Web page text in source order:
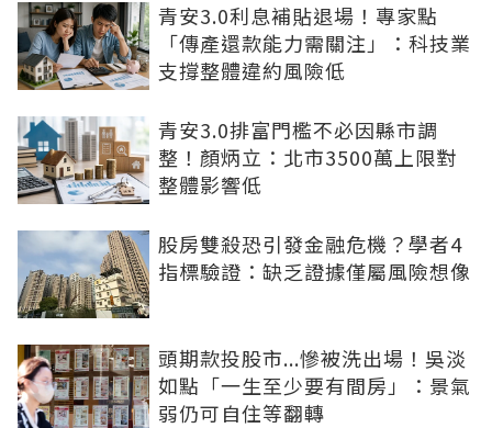
青安3.0利息補貼退場！專家點
「傳產還款能力需關注」：科技業
支撐整體違約風險低
青安3.0排富門檻不必因縣市調
整！顏炳立：北市3500萬上限對
整體影響低
股房雙殺恐引發金融危機？學者4
指標驗證：缺乏證據僅屬風險想像
頭期款投股市...慘被洗出場！吳淡
如點「一生至少要有間房」：景氣
弱仍可自住等翻轉